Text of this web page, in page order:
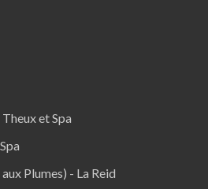
et Spa
Plumes) - La Reid